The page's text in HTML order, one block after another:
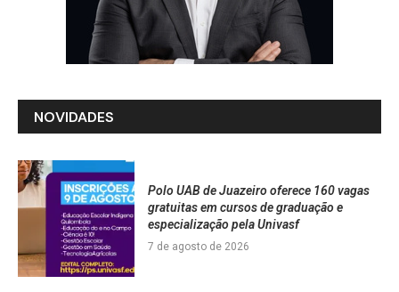
NOVIDADES
Polo UAB de Juazeiro oferece 160 vagas
gratuitas em cursos de graduação e
especialização pela Univasf
7 de agosto de 2026